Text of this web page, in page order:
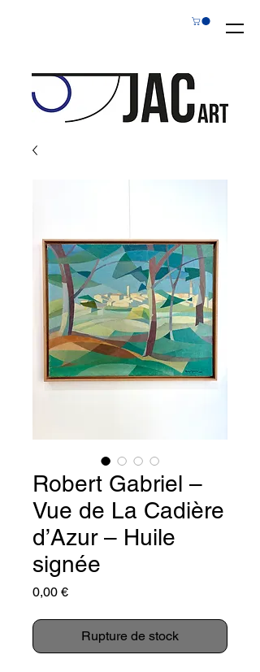
Robert Gabriel –
Vue de La Cadière
d’Azur – Huile
signée
0,00 €Prix
Rupture de stock